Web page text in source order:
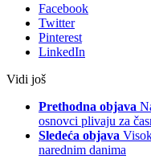
Facebook
Twitter
Pinterest
LinkedIn
Vidi još
Prethodna objava
osnovci plivaju za
Sledeća objava
narednim danima